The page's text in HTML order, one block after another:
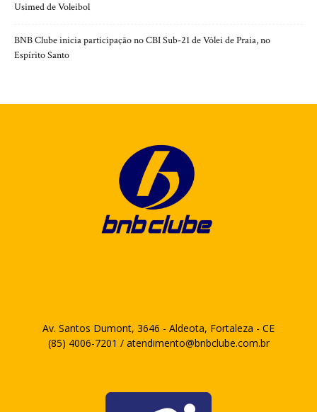
Usimed de Voleibol
BNB Clube inicia participação no CBI Sub-21 de Vôlei de Praia, no
Espírito Santo
Av. Santos Dumont, 3646 - Aldeota, Fortaleza - CE
(85) 4006-7201 / atendimento@bnbclube.com.br